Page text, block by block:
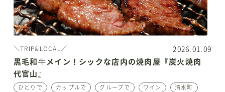
＼TRIP&LOCAL／ 2026.01.09
黒毛和牛メイン！シックな店内の焼肉屋『炭火焼肉
代官山』
ひとりで カップルで グループで ワイン
清水町